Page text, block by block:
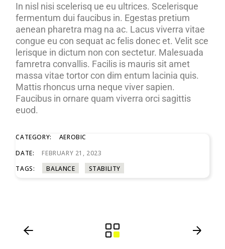
In nisl nisi scelerisq ue eu ultrices. Scelerisque
fermentum dui faucibus in. Egestas pretium
aenean pharetra mag na ac. Lacus viverra vitae
congue eu con sequat ac felis donec et. Velit sce
lerisque in dictum non con sectetur. Malesuada
famretra convallis. Facilis is mauris sit amet
massa vitae tortor con dim entum lacinia quis.
Mattis rhoncus urna neque viver sapien.
Faucibus in ornare quam viverra orci sagittis
euod.
CATEGORY:
AEROBIC
DATE:
FEBRUARY 21, 2023
TAGS:
BALANCE STABILITY